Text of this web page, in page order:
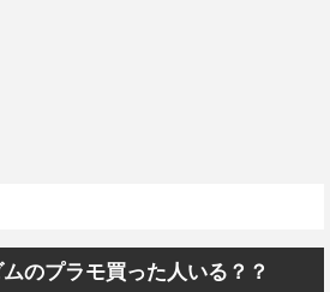
のプラモ買った人いる？？